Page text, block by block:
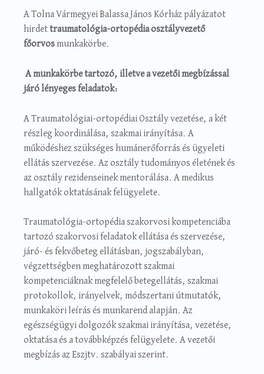
A Tolna Vármegyei Balassa János Kórház pályázatot
hirdettraumatológia-ortopédia osztályvezető
főorvos munkakörbe.
A munkakörbe tartozó, illetve a vezetői megbízással
járó lényeges feladatok:
A Traumatológiai-ortopédiai Osztály vezetése, a két
részleg koordinálása, szakmai irányítása. A
működéshez szükséges humánerőforrás és ügyeleti
ellátás szervezése. Az osztály tudományos életének és
az osztály rezidenseinek mentorálása. A medikus
hallgatók oktatásának felügyelete.
Traumatológia-ortopédia szakorvosi kompetenciába
tartozó szakorvosi feladatok ellátása és szervezése,
járó- és fekvőbeteg ellátásban, jogszabályban,
végzettségben meghatározott szakmai
kompetenciáknak megfelelő betegellátás, szakmai
protokollok, irányelvek, módszertani útmutatók,
munkaköri leírás és munkarend alapján. Az
egészségügyi dolgozók szakmai irányítása, vezetése,
oktatása és a továbbképzés felügyelete. A vezetői
megbízás az Eszjtv. szabályai szerint.